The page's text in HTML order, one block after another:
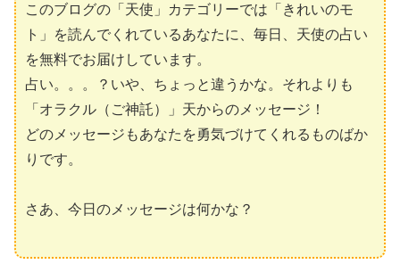
このブログの「天使」カテゴリーでは「きれいのモ
ト」を読んでくれているあなたに、毎日、天使の占い
を無料でお届けしています。
占い。。。？いや、ちょっと違うかな。それよりも
「オラクル（ご神託）」天からのメッセージ！
どのメッセージもあなたを勇気づけてくれるものばか
りです。
さあ、今日のメッセージは何かな？